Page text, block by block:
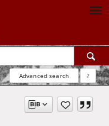
Advanced search ?